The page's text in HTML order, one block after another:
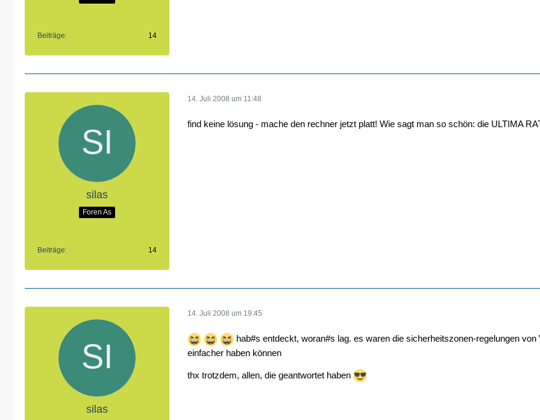
Beiträge 14
silas
Foren As
Beiträge 14
14. Juli 2008 um 11:48
find keine lösung - mache den rechner jetzt platt! Wie sagt man so schön: die ULTIMA
silas
14. Juli 2008 um 19:45
hab#s entdeckt, woran#s lag. es waren die sicherheitszonen-regelungen
einfacher haben können
thx trotzdem, allen, die geantwortet haben